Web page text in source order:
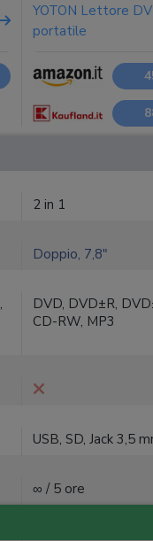
YOTON Lettore
portatile
2 in 1
Doppio, 7,8"
DVD, DVD±R,
CD-RW, MP3
USB, SD, Jack 3,5
∞ / 5 ore